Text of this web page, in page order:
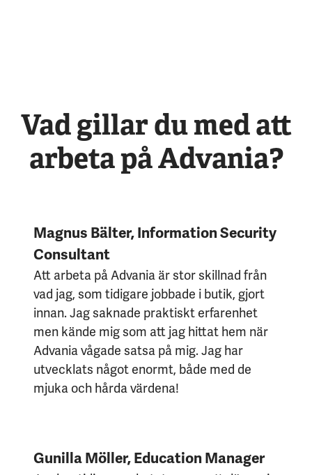
Vad gillar du med att
arbeta på Advania?
Magnus Bälter, Information Security
Consultant
Att arbeta på Advania är stor skillnad från
vad jag, som tidigare jobbade i butik, gjort
innan. Jag saknade praktiskt erfarenhet
men kände mig som att jag hittat hem när
Advania vågade satsa på mig. Jag har
utvecklats något enormt, både med de
mjuka och hårda värdena!
Gunilla Möller, Education Manager